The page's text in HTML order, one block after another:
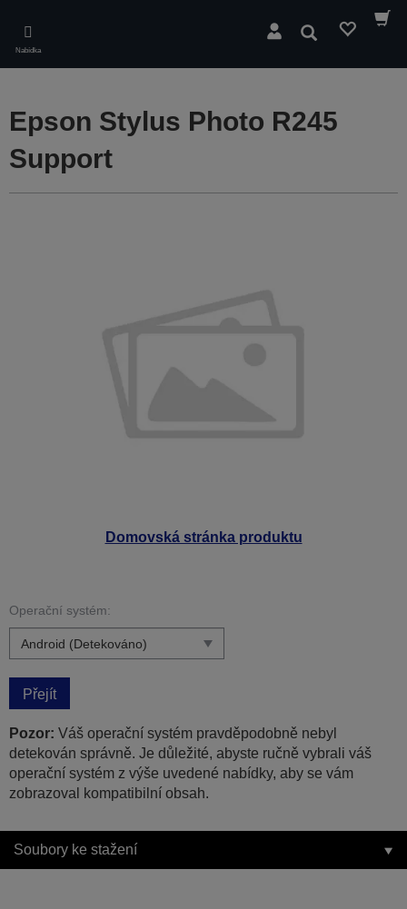
main
content
Nabídka
Hledat
Domovská stránka produktu
Epson Stylus Photo R245
Support
Operační systém:
Přejít
Pozor: Váš operační systém pravděpodobně nebyl
detekován správně. Je důležité, abyste ručně vybrali váš
operační systém z výše uvedené nabídky, aby se vám
zobrazoval kompatibilní obsah.
Soubory ke stažení